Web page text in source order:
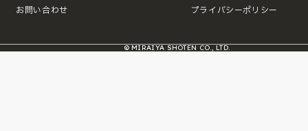
お問い合わせ プライバシーポリシー
© MIRAIYA SHOTEN CO., LTD.